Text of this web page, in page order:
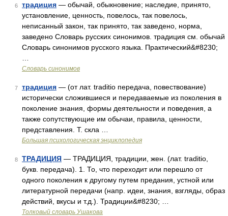
6 традиция — обычай, обыкновение; наследие, принято,
установление, ценность, повелось, так повелось,
неписанный закон, так принято, так заведено, норма,
заведено Словарь русских синонимов. традиция см. обычай
Словарь синонимов русского языка. Практический&#8230;
Словарь синонимов
7 традиция — (от лат. traditio передача, повествование)
исторически сложившиеся и передаваемые из поколения в
поколение знания, формы деятельности и поведения, а
также сопутствующие им обычаи, правила, ценности,
представления. Т. скла …
Большая психологическая энциклопедия
8 ТРАДИЦИЯ — ТРАДИЦИЯ, традиции, жен. (лат. traditio,
букв. передача). 1. То, что переходит или перешло от
одного поколения к другому путем предания, устной или
литературной передачи (напр. идеи, знания, взгляды, образ
действий, вкусы и т.д.). Традиции&#8230; …
Толковый словарь Ушакова